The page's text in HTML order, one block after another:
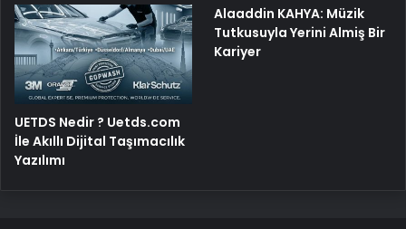
UETDS Nedir ? Uetds.com
İle Akıllı Dijital Taşımacılık
Yazılımı
Alaaddin KAHYA: Müzik
Tutkusuyla Yerini Almiş Bir
Kariyer